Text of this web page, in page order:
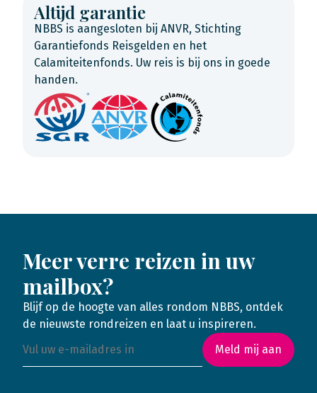
Altijd garantie
NBBS is aangesloten bij ANVR, Stichting
Garantiefonds Reisgelden en het
Calamiteitenfonds. Uw reis is bij ons in goede
handen.
Meer verre reizen in uw
mailbox?
Blijf op de hoogte van alles rondom NBBS, ontdek
de nieuwste rondreizen en laat u inspireren.
Meld mij aan